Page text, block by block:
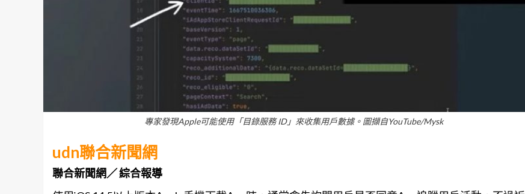
專家發現Apple可能使用「目錄服務 ID」來收集用戶數據。圖擷自YouTube/Mysk
udn聯合新聞網
聯合新聞網／ 綜合報導